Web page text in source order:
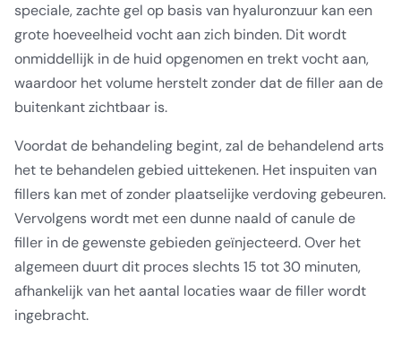
speciale, zachte gel op basis van hyaluronzuur kan een
grote hoeveelheid vocht aan zich binden. Dit wordt
onmiddellijk in de huid opgenomen en trekt vocht aan,
waardoor het volume herstelt zonder dat de filler aan de
buitenkant zichtbaar is.
Voordat de behandeling begint, zal de behandelend arts
het te behandelen gebied uittekenen. Het inspuiten van
fillers kan met of zonder plaatselijke verdoving gebeuren.
Vervolgens wordt met een dunne naald of canule de
filler in de gewenste gebieden geïnjecteerd. Over het
algemeen duurt dit proces slechts 15 tot 30 minuten,
afhankelijk van het aantal locaties waar de filler wordt
ingebracht.